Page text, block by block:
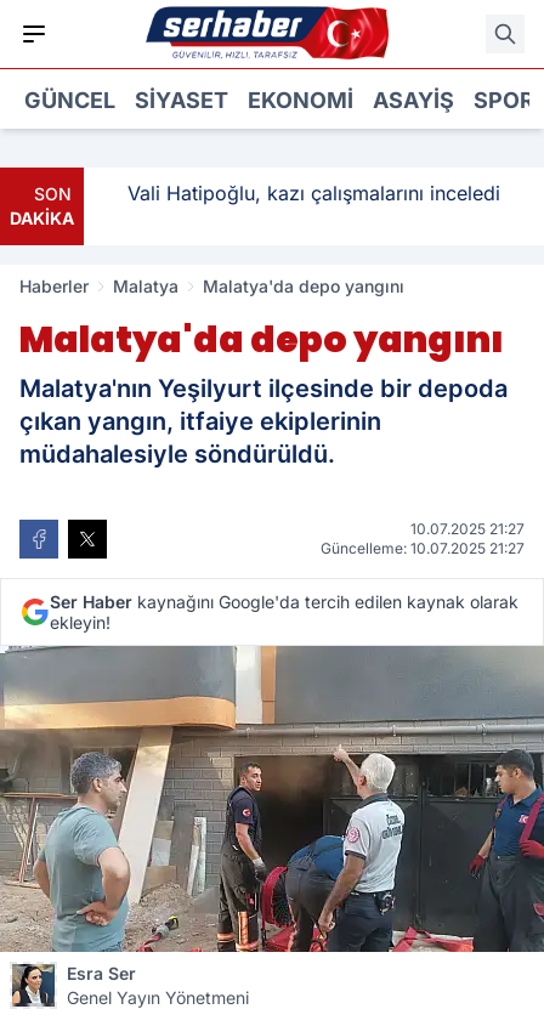
GÜNCEL SIYASET EKONOMI ASAYIŞ SPOR
SON
DAKİKA
Vali Hatipoğlu, kazı çalışmalarını inceledi
Haberler Malatya Malatya'da depo yangını
Malatya'da depo yangını
Malatya'nın Yeşilyurt ilçesinde bir depoda
çıkan yangın, itfaiye ekiplerinin
müdahalesiyle söndürüldü.
10.07.2025 21:27
Güncelleme: 10.07.2025 21:27
Ser Haber kaynağını Google'da tercih edilen kaynak olarak
ekleyin!
Esra Ser
Genel Yayın Yönetmeni